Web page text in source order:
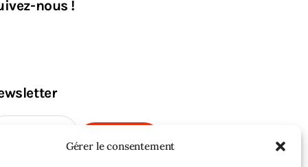
Gérer le consentement
nous !
M'INSCRIRE